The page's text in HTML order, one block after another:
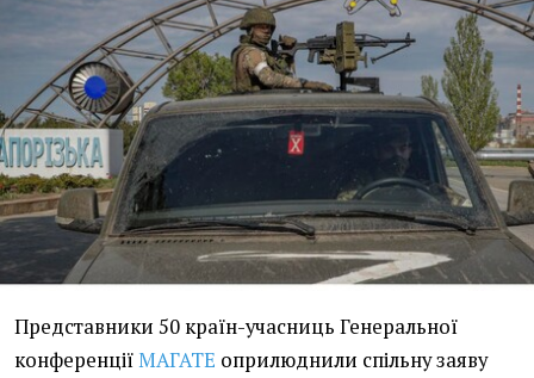
Представники 50 країн-учасниць Генеральної
конференціїМАГАТЕ оприлюднили спільну заяву